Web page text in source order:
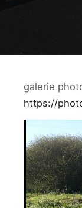
galerie
https://